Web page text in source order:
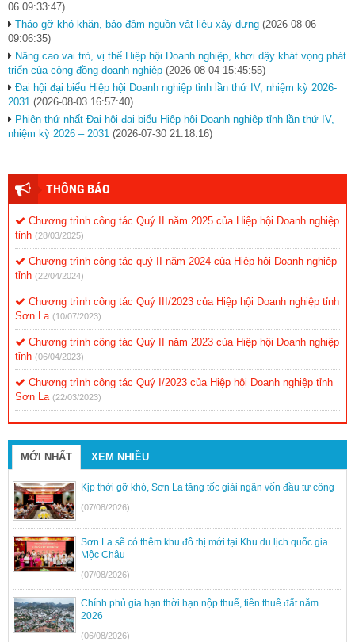
06 09:33:47)
Tháo gỡ khó khăn, bảo đảm nguồn vật liệu xây dựng (2026-08-06
09:06:35)
Nâng cao vai trò, vị thế Hiệp hội Doanh nghiệp, khơi dậy khát vọng phát
triển của cộng đồng doanh nghiệp (2026-08-04 15:45:55)
Đại hội đại biểu Hiệp hội Doanh nghiệp tỉnh lần thứ IV, nhiệm kỳ 2026-
2031 (2026-08-03 16:57:40)
Phiên thứ nhất Đại hội đại biểu Hiệp hội Doanh nghiệp tỉnh lần thứ IV,
nhiệm kỳ 2026 – 2031 (2026-07-30 21:18:16)
THÔNG BÁO
Chương trình công tác Quý II năm 2025 của Hiệp hội Doanh nghiệp
tỉnh (28/03/2025)
Chương trình công tác quý II năm 2024 của Hiệp hội Doanh nghiệp
tỉnh (22/04/2024)
Chương trình công tác Quý III/2023 của Hiệp hội Doanh nghiệp tỉnh
Sơn La (10/07/2023)
Chương trình công tác Quý II năm 2023 của Hiệp hội Doanh nghiệp
tỉnh (06/04/2023)
Chương trình công tác Quý I/2023 của Hiệp hội Doanh nghiệp tỉnh
Sơn La (22/03/2023)
MỚI NHẤT XEM NHIỀU
Kịp thời gỡ khó, Sơn La tăng tốc giải ngân vốn đầu tư công
(07/08/2026)
Sơn La sẽ có thêm khu đô thị mới tại Khu du lịch quốc gia
Mộc Châu
(07/08/2026)
Chính phủ gia hạn thời hạn nộp thuế, tiền thuê đất năm
2026
(06/08/2026)